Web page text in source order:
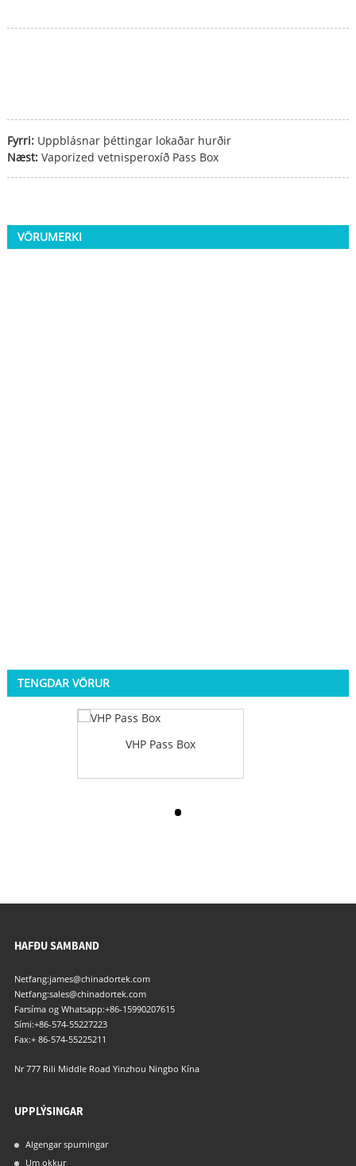
Fyrri: Uppblásnar þéttingar lokaðar hurðir
Næst: Vaporized vetnisperoxíð Pass Box
VÖRUMERKI
TENGDAR VÖRUR
VHP Pass Box
HAFÐU SAMBAND
Netfang:james@chinadortek.com
Netfang:sales@chinadortek.com
Farsíma og Whatsapp:+86-15990207615
Sími:+86-574-55227223
Fax:+ 86-574-55225211
Nr 777 Rili Middle Road Yinzhou Ningbo Kína
UPPLÝSINGAR
Algengar spurningar
Um okkur